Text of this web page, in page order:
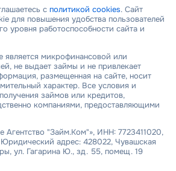
с политикой cookies. Сайт
для повышения удобства пользователей
уровня работоспособности сайта и
микрофинансовой или
не выдает займы и не привлекает
размещенная на сайте, носит
характер. Все условия и
займов или кредитов,
компаниями, предоставляющими
"Займ.Ком"», ИНН: 7723411020,
адрес: 428022, Чувашская
ул. Гагарина Ю., зд. 55, помещ. 19